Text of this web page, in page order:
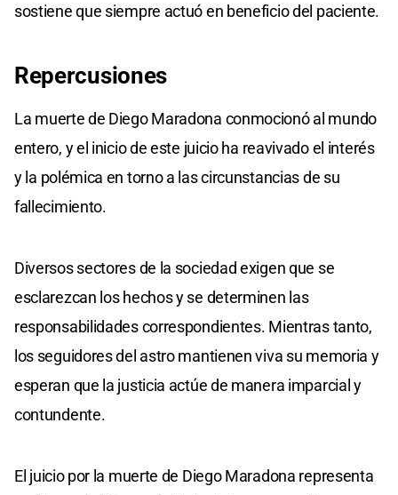
sostiene que siempre actuó en beneficio del paciente.​
Repercusiones
La muerte de Diego Maradona conmocionó al mundo
entero, y el inicio de este juicio ha reavivado el interés
y la polémica en torno a las circunstancias de su
fallecimiento.
Diversos sectores de la sociedad exigen que se
esclarezcan los hechos y se determinen las
responsabilidades correspondientes. Mientras tanto,
los seguidores del astro mantienen viva su memoria y
esperan que la justicia actúe de manera imparcial y
contundente.​
El juicio por la muerte de Diego Maradona representa